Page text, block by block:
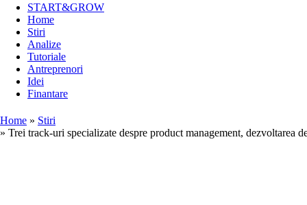
START&GROW
Home
Stiri
Analize
Tutoriale
Antreprenori
Idei
Finantare
Home » Stiri
» Trei track-uri specializate despre product management,